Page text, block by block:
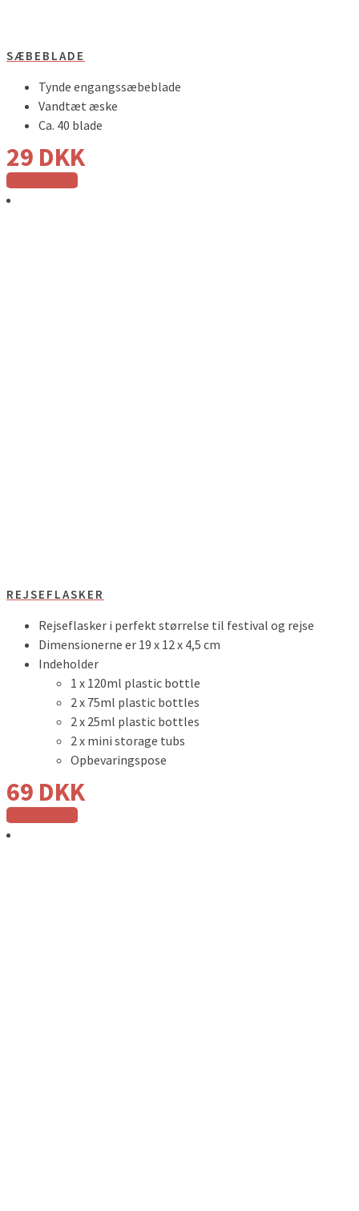
SÆBEBLADE
Tynde engangssæbeblade
Vandtæt æske
Ca. 40 blade
29 DKK
Tilføj til kurv
REJSEFLASKER
Rejseflasker i perfekt størrelse til festival og rejse
Dimensionerne er 19 x 12 x 4,5 cm
Indeholder
1 x 120ml plastic bottle
2 x 75ml plastic bottles
2 x 25ml plastic bottles
2 x mini storage tubs
Opbevaringspose
69 DKK
Tilføj til kurv